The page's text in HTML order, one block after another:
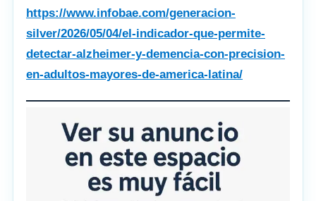
https://www.infobae.com/generacion-
silver/2026/05/04/el-indicador-que-permite-
detectar-alzheimer-y-demencia-con-precision-
en-adultos-mayores-de-america-latina/